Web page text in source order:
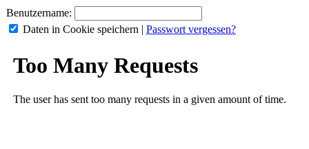
Benutzername:
Daten in Cookie speichern | Passwort vergessen?